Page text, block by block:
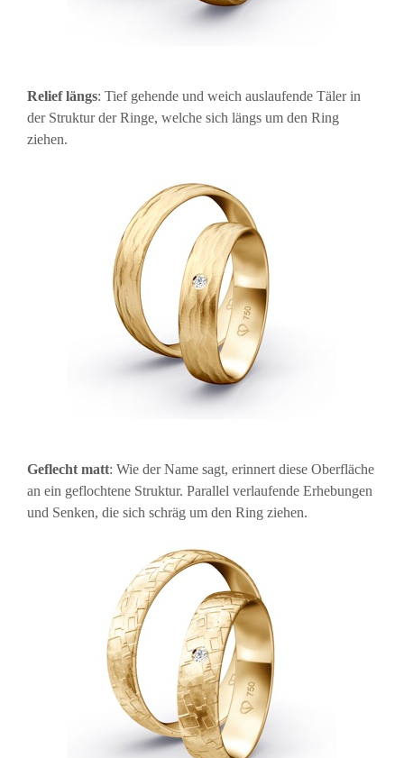
Relief längs: Tief gehende und weich auslaufende Täler in
der Struktur der Ringe, welche sich längs um den Ring
ziehen.
Geflecht matt: Wie der Name sagt, erinnert diese Oberfläche
an ein geflochtene Struktur. Parallel verlaufende Erhebungen
und Senken, die sich schräg um den Ring ziehen.